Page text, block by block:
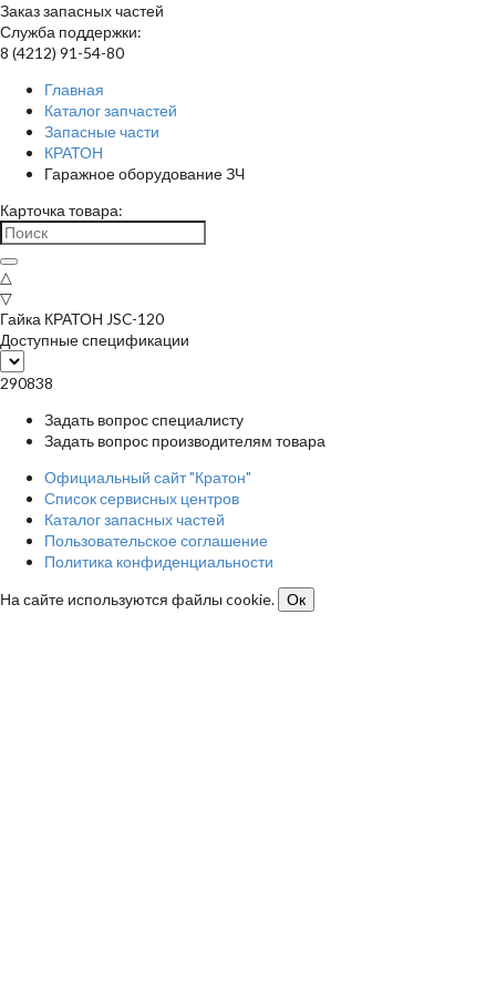
Заказ запасных частей
Служба поддержки:
8 (4212) 91-54-80
Главная
Каталог запчастей
Запасные части
КРАТОН
Гаражное оборудование ЗЧ
Карточка товара:
△
▽
Гайка КРАТОН JSC-120
Доступные спецификации
290838
Задать вопрос специалисту
Задать вопрос производителям товара
Официальный сайт "Кратон"
Список сервисных центров
Каталог запасных частей
Пользовательское соглашение
Политика конфиденциальности
На сайте используются файлы cookie.
Ок